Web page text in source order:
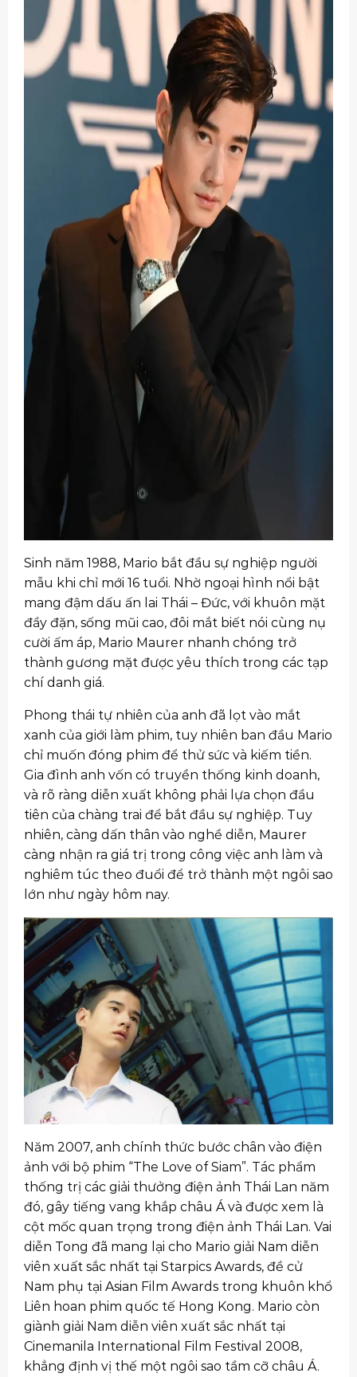
Sinh năm 1988, Mario bắt đầu sự nghiệp người
mẫu khi chỉ mới 16 tuổi. Nhờ ngoại hình nổi bật
mang đậm dấu ấn lai Thái – Đức, với khuôn mặt
đầy đặn, sống mũi cao, đôi mắt biết nói cùng nụ
cười ấm áp, Mario Maurer nhanh chóng trở
thành gương mặt được yêu thích trong các tạp
chí danh giá.
Phong thái tự nhiên của anh đã lọt vào mắt
xanh của giới làm phim, tuy nhiên ban đầu Mario
chỉ muốn đóng phim để thử sức và kiếm tiền.
Gia đình anh vốn có truyền thống kinh doanh,
và rõ ràng diễn xuất không phải lựa chọn đầu
tiên của chàng trai để bắt đầu sự nghiệp. Tuy
nhiên, càng dấn thân vào nghề diễn, Maurer
càng nhận ra giá trị trong công việc anh làm và
nghiêm túc theo đuổi để trở thành một ngôi sao
lớn như ngày hôm nay.
Năm 2007, anh chính thức bước chân vào điện
ảnh với bộ phim “The Love of Siam”. Tác phẩm
thống trị các giải thưởng điện ảnh Thái Lan năm
đó, gây tiếng vang khắp châu Á và được xem là
cột mốc quan trọng trong điện ảnh Thái Lan. Vai
diễn Tong đã mang lại cho Mario giải Nam diễn
viên xuất sắc nhất tại Starpics Awards, đề cử
Nam phụ tại Asian Film Awards trong khuôn khổ
Liên hoan phim quốc tế Hong Kong. Mario còn
giành giải Nam diễn viên xuất sắc nhất tại
Cinemanila International Film Festival 2008,
khẳng định vị thế một ngôi sao tầm cỡ châu Á.